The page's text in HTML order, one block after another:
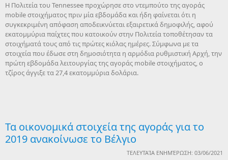
H Πολιτεία του Tennessee προχώρησε στο ντεμπούτο της αγοράς
mobile στοιχήματος πριν μία εβδομάδα και ήδη φαίνεται ότι η
συγκεκριμένη απόφαση αποδεικνύεται εξαιρετικά δημοφιλής, αφού
εκατομμύρια παίχτες που κατοικούν στην Πολιτεία τοποθέτησαν τα
στοιχήματά τους από τις πρώτες κιόλας ημέρες. Σύμφωνα με τα
στοιχεία που έδωσε στη δημοσιότητα η αρμόδια ρυθμιστική Αρχή, την
πρώτη εβδομάδα λειτουργίας της αγοράς mobile στοιχήματος, ο
τζίρος άγγιξε τα 27,4 εκατομμύρια δολάρια.
Τα οικονομικά στοιχεία της αγοράς για το
2019 ανακοίνωσε το Βέλγιο
ΤΕΛΕΥΤΑΊΑ ΕΝΗΜΈΡΩΣΗ: 03/06/2021